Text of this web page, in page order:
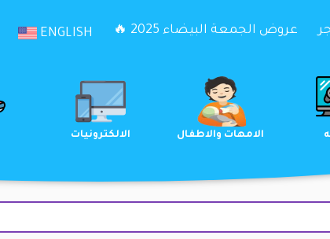
عروض الجمعة البيضاء 2025 🔥 ENGLISH
الامهات والاطفال الترفيه